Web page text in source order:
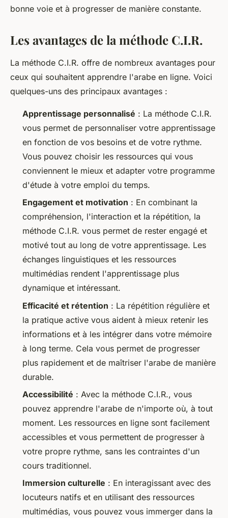
bonne voie et à progresser de manière constante.
Les avantages de la méthode C.I.R.
La méthode C.I.R. offre de nombreux avantages pour
ceux qui souhaitent apprendre l'arabe en ligne. Voici
quelques-uns des principaux avantages :
Apprentissage personnalisé : La méthode C.I.R.
vous permet de personnaliser votre apprentissage
en fonction de vos besoins et de votre rythme.
Vous pouvez choisir les ressources qui vous
conviennent le mieux et adapter votre programme
d'étude à votre emploi du temps.
Engagement et motivation : En combinant la
compréhension, l'interaction et la répétition, la
méthode C.I.R. vous permet de rester engagé et
motivé tout au long de votre apprentissage. Les
échanges linguistiques et les ressources
multimédias rendent l'apprentissage plus
dynamique et intéressant.
Efficacité et rétention : La répétition régulière et
la pratique active vous aident à mieux retenir les
informations et à les intégrer dans votre mémoire
à long terme. Cela vous permet de progresser
plus rapidement et de maîtriser l'arabe de manière
durable.
Accessibilité : Avec la méthode C.I.R., vous
pouvez apprendre l'arabe de n'importe où, à tout
moment. Les ressources en ligne sont facilement
accessibles et vous permettent de progresser à
votre propre rythme, sans les contraintes d'un
cours traditionnel.
Immersion culturelle : En interagissant avec des
locuteurs natifs et en utilisant des ressources
multimédias, vous pouvez vous immerger dans la